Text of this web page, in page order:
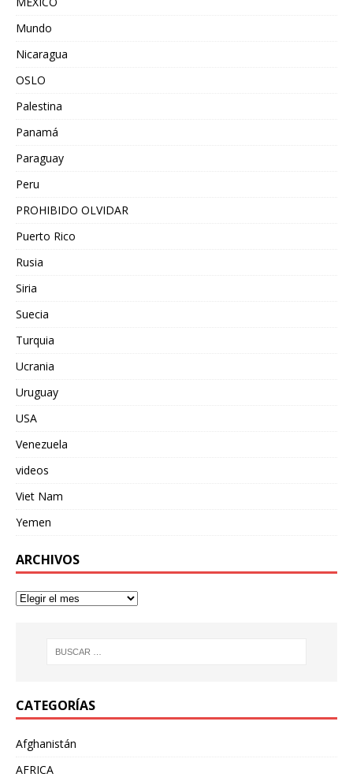
Mundo
Nicaragua
OSLO
Palestina
Panamá
Paraguay
Peru
PROHIBIDO OLVIDAR
Puerto Rico
Rusia
Siria
Suecia
Turquia
Ucrania
Uruguay
USA
Venezuela
videos
Viet Nam
Yemen
ARCHIVOS
CATEGORÍAS
Afghanistán
AFRICA